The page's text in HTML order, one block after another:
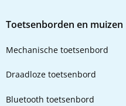
Toetsenborden en muizen
Mechanische toetsenbord
Draadloze toetsenbord
Bluetooth toetsenbord